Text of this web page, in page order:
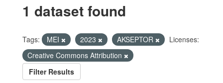
1 dataset found
Tags: MEI 2023 AKSEPTOR
Licenses:
Creative Commons Attribution
Filter Results